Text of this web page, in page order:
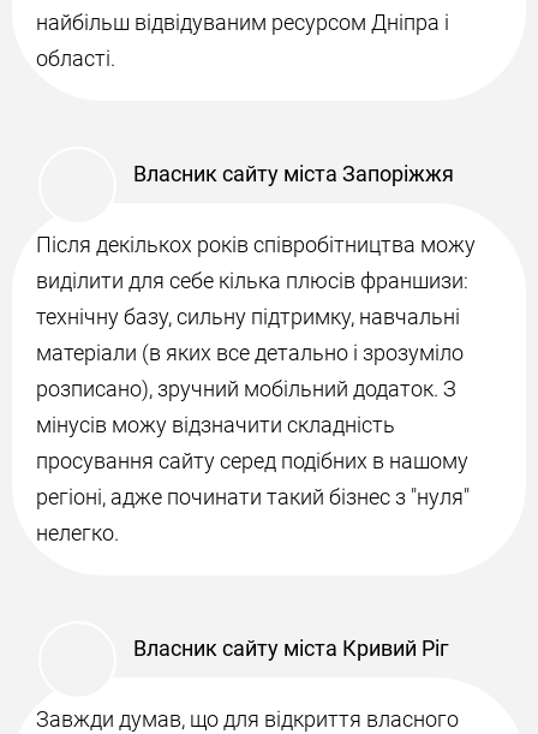
найбільш відвідуваним ресурсом Дніпра і
області.
Власник сайту міста Запоріжжя
Після декількох років співробітництва можу
виділити для себе кілька плюсів франшизи:
технічну базу, сильну підтримку, навчальні
матеріали (в яких все детально і зрозуміло
розписано), зручний мобільний додаток. З
мінусів можу відзначити складність
просування сайту серед подібних в нашому
регіоні, адже починати такий бізнес з "нуля"
нелегко.
Власник сайту міста Кривий Ріг
Завжди думав, що для відкриття власного